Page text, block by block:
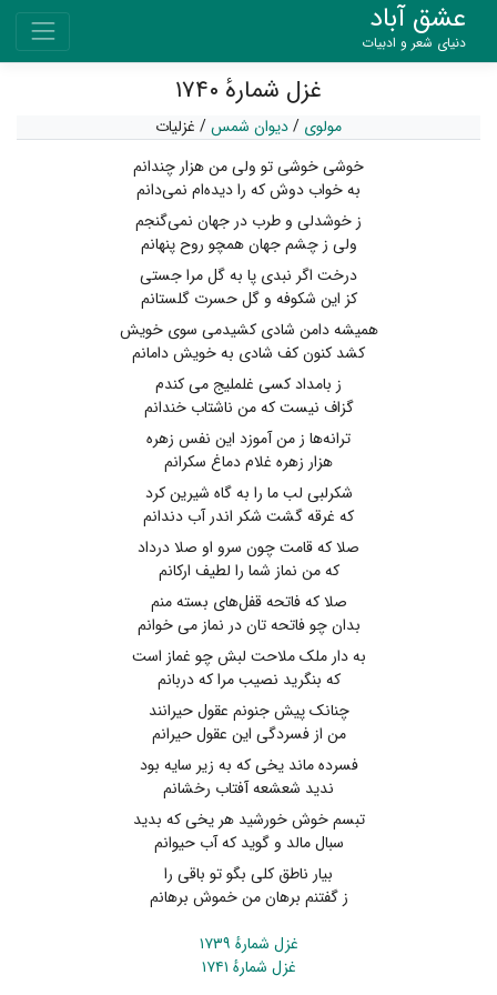
عشق آباد
دنیای شعر و ادبیات
غزل شمارهٔ ۱۷۴۰
مولوی /دیوان شمس/ غزلیات
خوشی خوشی تو ولی من هزار چندانم
به خواب دوش که را دیده‌ام نمی‌دانم
ز خوشدلی و طرب در جهان نمی‌گنجم
ولی ز چشم جهان همچو روح پنهانم
درخت اگر نبدی پا به گل مرا جستی
کز این شکوفه و گل حسرت گلستانم
همیشه دامن شادی کشیدمی سوی خویش
کشد کنون کف شادی به خویش دامانم
ز بامداد کسی غلملیج می کندم
گزاف نیست که من ناشتاب خندانم
ترانه‌ها ز من آموزد این نفس زهره
هزار زهره غلام دماغ سکرانم
شکرلبی لب ما را به گاه شیرین کرد
که غرقه گشت شکر اندر آب دندانم
صلا که قامت چون سرو او صلا درداد
که من نماز شما را لطیف ارکانم
صلا که فاتحه قفل‌های بسته منم
بدان چو فاتحه تان در نماز می خوانم
به دار ملک ملاحت لبش چو غماز است
که بنگرید نصیب مرا که دربانم
چنانک پیش جنونم عقول حیرانند
من از فسردگی این عقول حیرانم
فسرده ماند یخی که به زیر سایه بود
ندید شعشعه آفتاب رخشانم
تبسم خوش خورشید هر یخی که بدید
سبال مالد و گوید که آب حیوانم
بیار ناطق کلی بگو تو باقی را
ز گفتنم برهان من خموش برهانم
غزل شمارهٔ ۱۷۳۹
غزل شمارهٔ ۱۷۴۱